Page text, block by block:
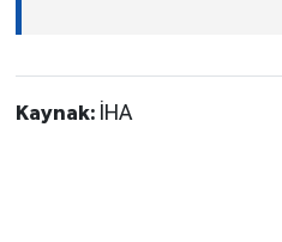
Kaynak: İHA